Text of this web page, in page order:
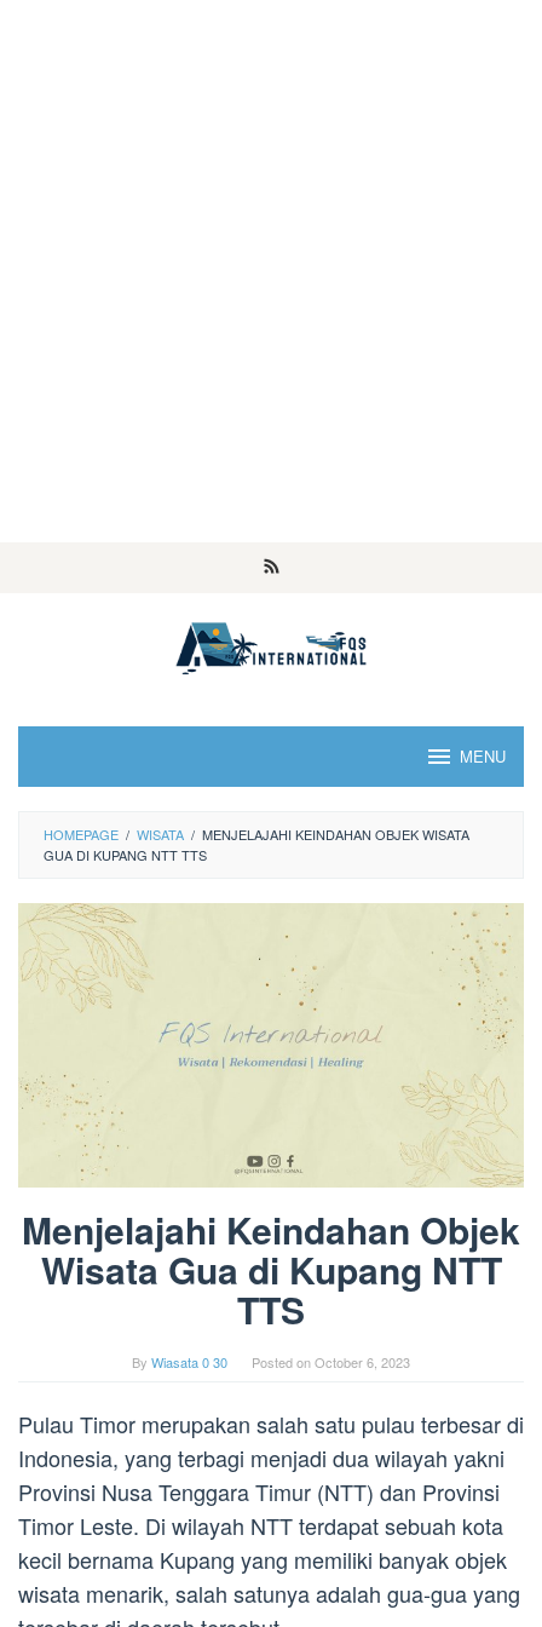
MENU
HOMEPAGE / WISATA / MENJELAJAHI KEINDAHAN OBJEK WISATA
GUA DI KUPANG NTT TTS
Menjelajahi Keindahan Objek
Wisata Gua di Kupang NTT
TTS
By Wiasata 0 30 Posted onOctober 6, 2023
Pulau Timor merupakan salah satu pulau terbesar di
Indonesia, yang terbagi menjadi dua wilayah yakni
Provinsi Nusa Tenggara Timur (NTT) dan Provinsi
Timor Leste. Di wilayah NTT terdapat sebuah kota
kecil bernama Kupang yang memiliki banyak objek
wisata menarik, salah satunya adalah gua-gua yang